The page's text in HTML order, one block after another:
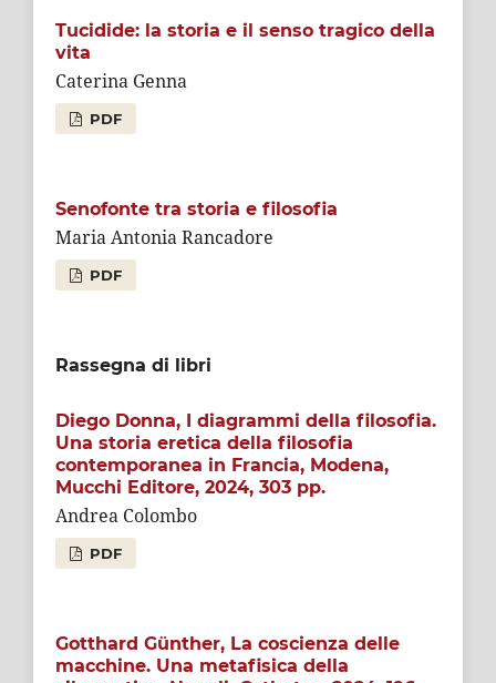
Tucidide: la storia e il senso tragico della
vita
Caterina Genna
PDF
Senofonte tra storia e filosofia
Maria Antonia Rancadore
PDF
Rassegna di libri
Diego Donna, I diagrammi della filosofia.
Una storia eretica della filosofia
contemporanea in Francia, Modena,
Mucchi Editore, 2024, 303 pp.
Andrea Colombo
PDF
Gotthard Günther, La coscienza delle
macchine. Una metafisica della